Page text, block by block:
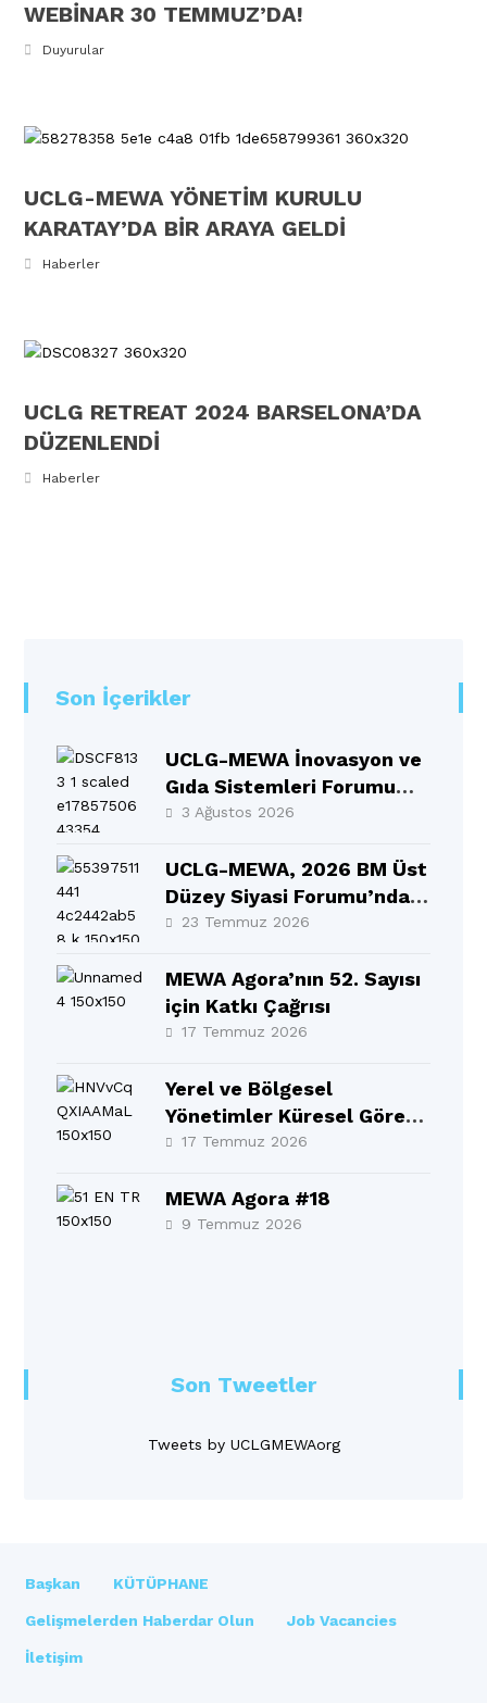
WEBİNAR 30 TEMMUZ’DA!
Duyurular
UCLG-MEWA YÖNETİM KURULU
KARATAY’DA BİR ARAYA GELDİ
Haberler
UCLG RETREAT 2024 BARSELONA’DA
DÜZENLENDİ
Haberler
Son İçerikler
UCLG-MEWA İnovasyon ve
Gıda Sistemleri Forumu
Selçuklu’da Gerçekleşti
3 Ağustos 2026
UCLG-MEWA, 2026 BM Üst
Düzey Siyasi Forumu’nda
MEWA Bölgesinin Sesi
23 Temmuz 2026
MEWA Agora’nın 52. Sayısı
için Katkı Çağrısı
17 Temmuz 2026
Yerel ve Bölgesel
Yönetimler Küresel Görev
Gücü 10. Yıllık Raporu BM
Forumu’nda (HLPF)
resmen tanıtıldı!
17 Temmuz 2026
MEWA Agora #18
9 Temmuz 2026
Son Tweetler
Tweets by UCLGMEWAorg
Başkan KÜTÜPHANE
Gelişmelerden Haberdar Olun Job Vacancies
İletişim